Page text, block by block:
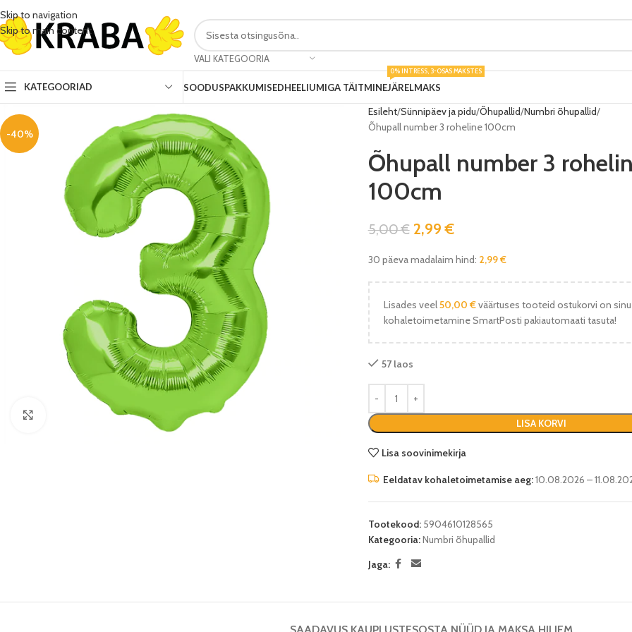
Skip to navigation
Skip to main content
VALI KATEGOORIA
KATEGOORIAD SOODUSPAKKUMISEDHEELIUMIGA TÄITMINEJÄRELMAKS
0% INTRESS, 3-OSAS MAKSTES
-40%
Esileht Sünnipäev ja pidu Õhupallid Numbri õhupallid
Õhupall number 3 roheline 100cm
Õhupall number 3
100cm
5,00€ 2,99€
30 päeva madalaim hind: 2,99€
Lisades veel50,00 €väärtuses tooteid ostukorvi on
kohaletoimetamine SmartPosti pakiautomaati tasuta!
57 laos
LISA KORVI
Lisa soovinimekirja
Eeldatav kohaletoimetamise aeg:10.08.2026 –
Tootekood: 5904610128565
Kategooria:Numbri õhupallid
Jaga: